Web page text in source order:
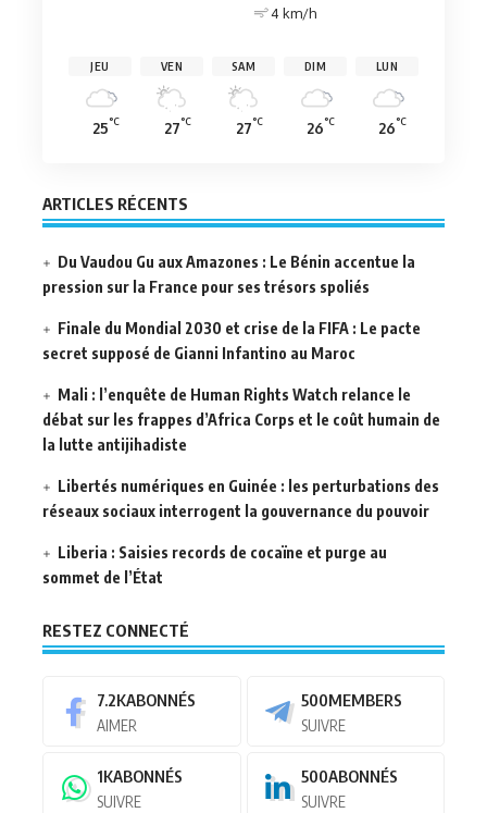
4 km/h
JEU
25°C
VEN
27°C
SAM
27°C
DIM
26°C
LUN
26°C
ARTICLES RÉCENTS
Du Vaudou Gu aux Amazones : Le Bénin accentue la
pression sur la France pour ses trésors spoliés
Finale du Mondial 2030 et crise de la FIFA : Le pacte
secret supposé de Gianni Infantino au Maroc
Mali : l’enquête de Human Rights Watch relance le
débat sur les frappes d’Africa Corps et le coût humain de
la lutte antijihadiste
Libertés numériques en Guinée : les perturbations des
réseaux sociaux interrogent la gouvernance du pouvoir
Liberia : Saisies records de cocaïne et purge au
sommet de l’État
RESTEZ CONNECTÉ
7.2KABONNÉS
AIMER
500MEMBERS
SUIVRE
1KABONNÉS
SUIVRE
500ABONNÉS
SUIVRE